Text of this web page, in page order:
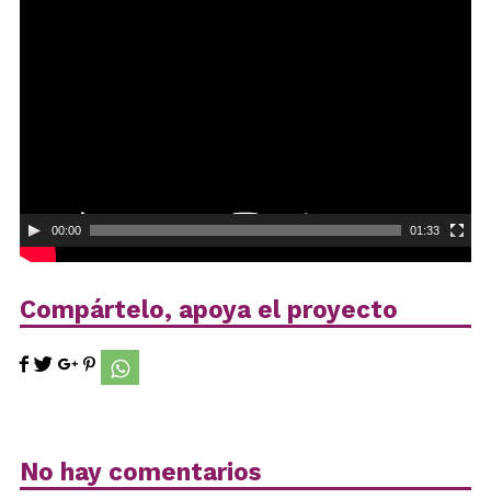
00:00 01:33
Compártelo, apoya el proyecto
No hay comentarios